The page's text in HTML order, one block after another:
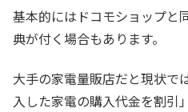
基本的にはドコモショップと
典が付く場合もあります。
大手の家電量販店だと現状で
入した家電の購入代金を割引